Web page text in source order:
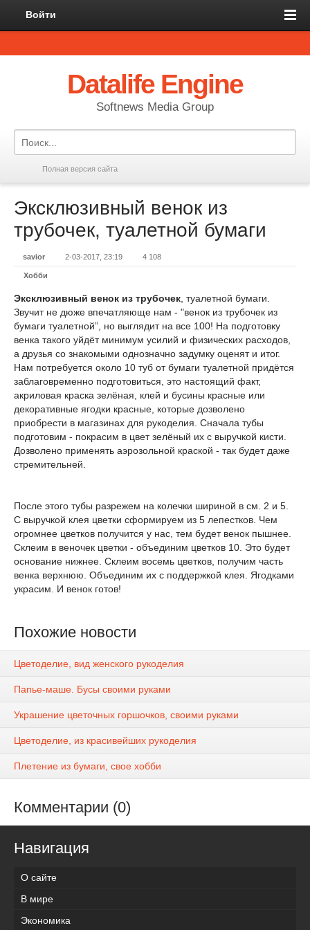
Войти
Datalife Engine
Softnews Media Group
Полная версия сайта
Эксклюзивный венок из
трубочек, туалетной бумаги
savior 2-03-2017, 23:19 4 108
Хобби
Эксклюзивный венок из трубочек , туалетной бумаги.
Звучит не дюже впечатляюще нам - "венок из трубочек из
бумаги туалетной”, но выглядит на все 100! На подготовку
венка такого уйдёт минимум усилий и физических расходов,
а друзья со знакомыми однозначно задумку оценят и итог.
Нам потребуется около 10 туб от бумаги туалетной придётся
заблаговременно подготовиться, это настоящий факт,
акриловая краска зелёная, клей и бусины красные или
декоративные ягодки красные, которые дозволено
приобрести в магазинах для рукоделия. Сначала тубы
подготовим - покрасим в цвет зелёный их с выручкой кисти.
Дозволено применять аэрозольной краской - так будет даже
стремительней.
После этого тубы разрежем на колечки шириной в см. 2 и 5.
С выручкой клея цветки сформируем из 5 лепестков. Чем
огромнее цветков получится у нас, тем будет венок пышнее.
Склеим в веночек цветки - объединим цветков 10. Это будет
основание нижнее. Склеим восемь цветков, получим часть
венка верхнюю. Объединим их с поддержкой клея. Ягодками
украсим. И венок готов!
Похожие новости
Цветоделие, вид женского рукоделия
Папье-маше. Бусы своими руками
Украшение цветочных горшочков, своими руками
Цветоделие, из красивейших рукоделия
Плетение из бумаги, свое хобби
Комментарии (0)
Навигация
О сайте
В мире
Экономика